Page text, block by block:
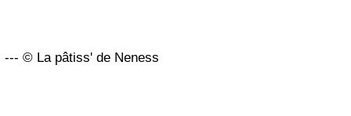
--- © La pâtiss' de Neness